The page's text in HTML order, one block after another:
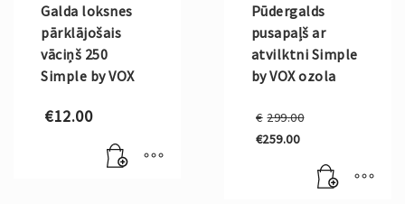
Galda loksnes
pārklājošais
vāciņš 250
Simple by VOX
€12.00
Pūdergalds
pusapaļš ar
atvilktni Simple
by VOX ozola
€ 299.00
€299.00.
€259.00